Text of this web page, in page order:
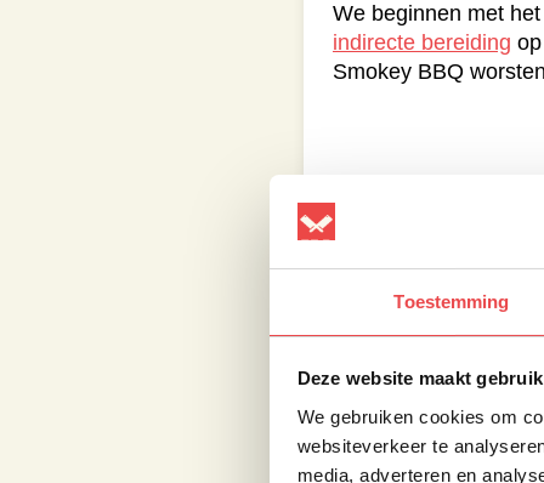
Toestemming
Deze website maakt
We gebruiken cookies om
websiteverkeer te
media, adverteren en
We beginnen met
indirecte bereiding
Smokey BBQ
Als de BBQ op
Controleer na
Celsius zijn. Is de
na 15 minuten. Doe
BBQ.